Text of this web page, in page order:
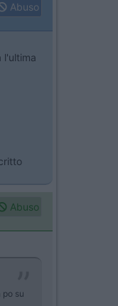
Abuso
l'ultima
Abuso
su